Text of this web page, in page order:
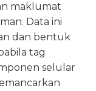
maklumat
Data ini
dan bentuk
tag
selular